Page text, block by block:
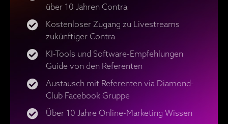
über 10 Jahren Contra
Kostenloser Zugang zu Livestreams
zukünftiger Contra
KI-Tools und Software-Empfehlungen
Guide von den Referenten
Austausch mit Referenten via Diamond-
Club Facebook Gruppe
Über 10 Jahre Online-Marketing Wissen